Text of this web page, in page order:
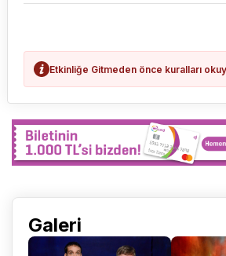
Etkinliğe Gitmeden önce kuralları
Galeri